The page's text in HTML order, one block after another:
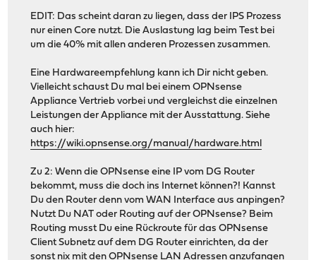
EDIT: Das scheint daran zu liegen, dass der IPS Prozess
nur einen Core nutzt. Die Auslastung lag beim Test bei
um die 40% mit allen anderen Prozessen zusammen.
Eine Hardwareempfehlung kann ich Dir nicht geben.
Vielleicht schaust Du mal bei einem OPNsense
Appliance Vertrieb vorbei und vergleichst die einzelnen
Leistungen der Appliance mit der Ausstattung. Siehe
auch hier:
https://wiki.opnsense.org/manual/hardware.html
Zu 2: Wenn die OPNsense eine IP vom DG Router
bekommt, muss die doch ins Internet können?! Kannst
Du den Router denn vom WAN Interface aus anpingen?
Nutzt Du NAT oder Routing auf der OPNsense? Beim
Routing musst Du eine Rückroute für das OPNsense
Client Subnetz auf dem DG Router einrichten, da der
sonst nix mit den OPNsense LAN Adressen anzufangen